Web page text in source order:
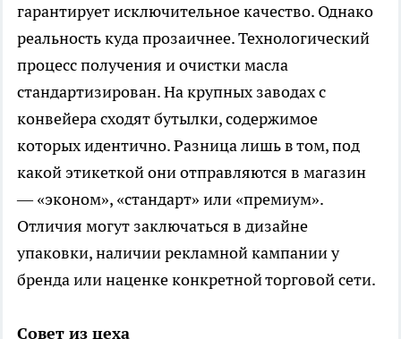
гарантирует исключительное качество. Однако
реальность куда прозаичнее. Технологический
процесс получения и очистки масла
стандартизирован. На крупных заводах с
конвейера сходят бутылки, содержимое
которых идентично. Разница лишь в том, под
какой этикеткой они отправляются в магазин
— «эконом», «стандарт» или «премиум».
Отличия могут заключаться в дизайне
упаковки, наличии рекламной кампании у
бренда или наценке конкретной торговой сети.
Совет из цеха